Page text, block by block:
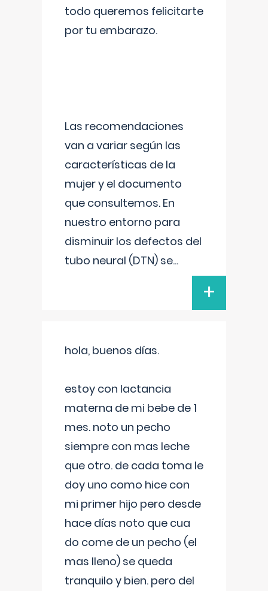
todo queremos felicitarte
por tu embarazo.
Las recomendaciones
van a variar según las
características de la
mujer y el documento
que consultemos. En
nuestro entorno para
disminuir los defectos del
tubo neural (DTN) se...
+
hola, buenos días.
estoy con lactancia
materna de mi bebe de 1
mes. noto un pecho
siempre con mas leche
que otro. de cada toma le
doy uno como hice con
mi primer hijo pero desde
hace días noto que cua
do come de un pecho (el
mas lleno) se queda
tranquilo y bien. pero del